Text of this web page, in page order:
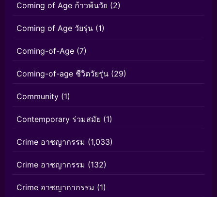
Coming of Age ก้าวพ้นวัย (2)
Coming of Age วัยรุ่น (1)
Coming-of-Age (7)
Coming-of-age ชีวิตวัยรุ่น (29)
Community (1)
Contemporary ร่วมสมัย (1)
Crime อาชญากรรม (1,033)
Crime อาชญากรรม (132)
Crime อาชญากากรรม (1)